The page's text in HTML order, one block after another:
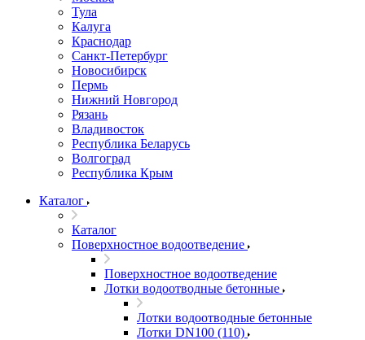
Тула
Калуга
Краснодар
Санкт-Петербург
Новосибирск
Пермь
Нижний Новгород
Рязань
Владивосток
Республика Беларусь
Волгоград
Республика Крым
Каталог
Каталог
Поверхностное водоотведение
Поверхностное водоотведение
Лотки водоотводные бетонные
Лотки водоотводные бетонные
Лотки DN100 (110)